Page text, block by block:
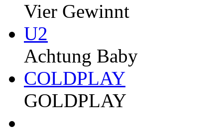
Vier Gewinnt
U2
Achtung Baby
COLDPLAY
GOLDPLAY